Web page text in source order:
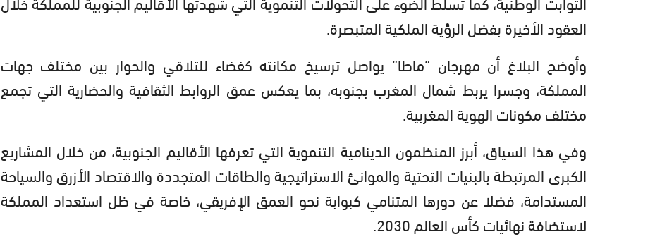
العقود الأخيرة بفضل الرؤية الملكية المتبصرة.
وأوضح البلاغ أن مهرجان “ماطا” يواصل ترسيخ مكانته كفضاء للتلاقي والحوار بين مختلف جهات
المملكة، وجسرا يربط شمال المغرب بجنوبه، بما يعكس عمق الروابط الثقافية والحضارية التي تجمع
مختلف مكونات الهوية المغربية.
وفي هذا السياق، أبرز المنظمون الدينامية التنموية التي تعرفها الأقاليم الجنوبية، من خلال المشاريع
الكبرى المرتبطة بالبنيات التحتية والموانئ الاستراتيجية والطاقات المتجددة والاقتصاد الأزرق والسياحة
المستدامة، فضلا عن دورها المتنامي كبوابة نحو العمق الإفريقي، خاصة في ظل استعداد المملكة
لاستضافة نهائيات كأس العالم 2030.